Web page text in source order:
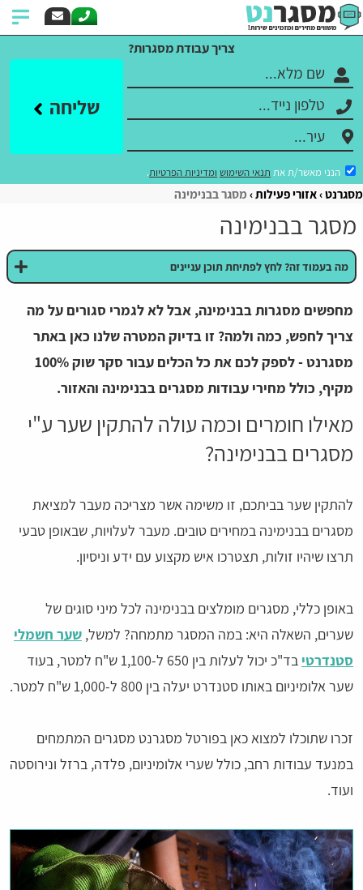
צריך עבודת מסגרות?
שליחה
הנני מאשר/ת את תנאי השימוש ומדיניות הפרטיות.
מסגרנט אזורי פעילות מסגר בבנימינה
מסגר בבנימינה
מה בעמוד זה? לחץ לפתיחת תוכן עניינים
מחפשים מסגרות בבנימינה, אבל לא לגמרי סגורים על מה
צריך לחפש, כמה ולמה? זו בדיוק המטרה שלנו כאן באתר
מסגרנט - לספק לכם את כל הכלים עבור סקר שוק 100%
מקיף, כולל מחירי עבודות מסגרים בבנימינה והאזור.
מאילו חומרים וכמה עולה להתקין שער ע"י
מסגרים בבנימינה?
להתקין שער בביתכם, זו משימה אשר מצריכה מעבר למציאת
מסגרים בבנימינה במחירים טובים. מעבר לעלויות, שבאופן טבעי
תרצו שיהיו זולות, תצטרכו איש מקצוע עם ידע וניסיון.
באופן כללי, מסגרים מומלצים בבנימינה לכל מיני סוגים של
שערים, השאלה היא: במה המסגר מתמחה? למשל, שער חשמלי
סטנדרטי
בד"כ יכול לעלות בין 650 ל-1,100 ש"ח למטר, בעוד
שער אלומיניום באותו סטנדרט יעלה בין 800 ל-1,000 ש"ח למטר.
זכרו שתוכלו למצוא כאן בפורטל מסגרנט מסגרים המתמחים
במנעד עבודות רחב, כולל שערי אלומיניום, פלדה, ברזל ונירוסטה
ועוד.